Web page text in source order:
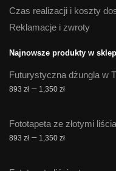
Czas realizacji i koszty
Reklamacje i zwroty
Najnowsze produkty w
Futurystyczna dżungla w
893 zł – 1,350 złZakres
893 zł
do
Fototapeta ze złotymi
893 zł – 1,350 złZakres